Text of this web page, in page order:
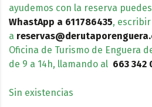
ayudemos con la reserva
WhastApp a 611786435,
a
Oficina de Turismo de Enguera
de 9 a 14h, llamando al 663 342
Sin existencias